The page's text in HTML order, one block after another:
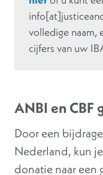
volledige naam,
cijfers van uw
ANBI en CBF
Door een
Nederland, kun
donatie naar een